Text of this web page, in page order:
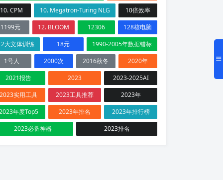
10. CPM
10. Megatron-Turing NLG
10倍效率
1199元
12. BLOOM 12306
128核电脑
大文体训练
18元
1990-2005年数据错标
1号人
2000次 2016秋冬
2020年
2021报告
2023
2023-2025AI
2023实用工具
2023工具推荐
2023年
年度Top5
2023年排名
2023年排行榜
2023必备神器
2023排名